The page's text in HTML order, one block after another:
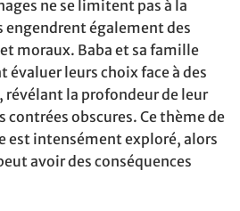
ne se limitent pas à la
engendrent également des
moraux. Baba et sa famille
leurs choix face à des
la profondeur de leur
obscures. Ce thème de
est intensément exploré, alors
avoir des conséquences